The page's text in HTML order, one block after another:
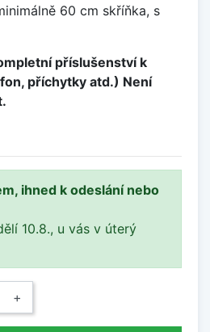
60 cm skříňka, s
příslušenství k
příchytky atd.) Není
ihned k odeslání nebo
10.8., u vás v úterý
+